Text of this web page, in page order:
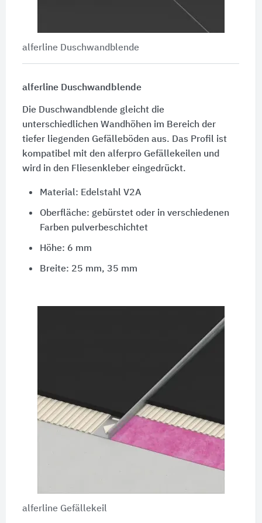
alferline Duschwandblende
alferline Duschwandblende
Die Duschwandblende gleicht die
unterschiedlichen Wandhöhen im Bereich der
tiefer liegenden Gefälleböden aus. Das Profil ist
kompatibel mit den alferpro Gefällekeilen und
wird in den Fliesenkleber eingedrückt.
Material: Edelstahl V2A
Oberfläche: gebürstet oder in verschiedenen
Farben pulverbeschichtet
Höhe: 6 mm
Breite: 25 mm, 35 mm
alferline Gefällekeil